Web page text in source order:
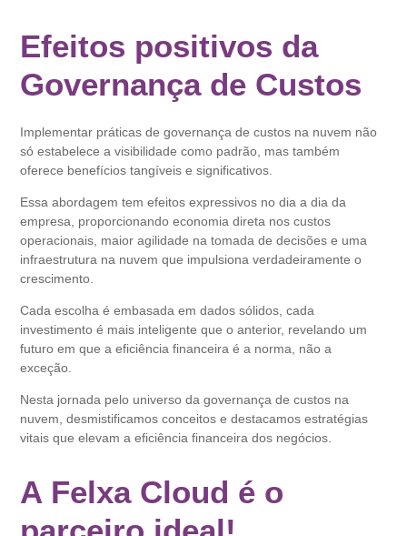
Efeitos positivos da
Governança de Custos
Implementar práticas de governança de custos na nuvem não
só estabelece a visibilidade como padrão, mas também
oferece benefícios tangíveis e significativos.
Essa abordagem tem efeitos expressivos no dia a dia da
empresa, proporcionando economia direta nos custos
operacionais, maior agilidade na tomada de decisões e uma
infraestrutura na nuvem que impulsiona verdadeiramente o
crescimento.
Cada escolha é embasada em dados sólidos, cada
investimento é mais inteligente que o anterior, revelando um
futuro em que a eficiência financeira é a norma, não a
exceção.
Nesta jornada pelo universo da governança de custos na
nuvem, desmistificamos conceitos e destacamos estratégias
vitais que elevam a eficiência financeira dos negócios.
A Felxa Cloud é o